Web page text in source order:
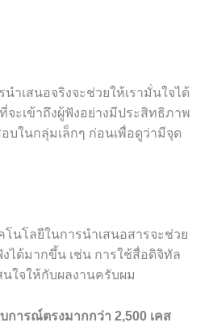
ำเสนอจริงจะช่วยให้เรามั่นใจได้
จะเข้าถึงผู้ฟังอย่างมีประสิทธิภาพ
บในกลุ่มเล็กๆ ก่อนเพื่อดูว่ามีจุด
นโลยีในการนำเสนอสารจะช่วย
งได้มากขึ้น เช่น การใช้สื่อดิจิทัล
ใจให้กับผลงานครับผม
ารณ์ตรงมากกว่า 2,500 เคส